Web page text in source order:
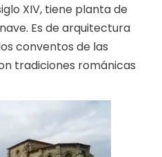
XIV, tiene planta de
Es de arquitectura
conventos de las
tradiciones románicas